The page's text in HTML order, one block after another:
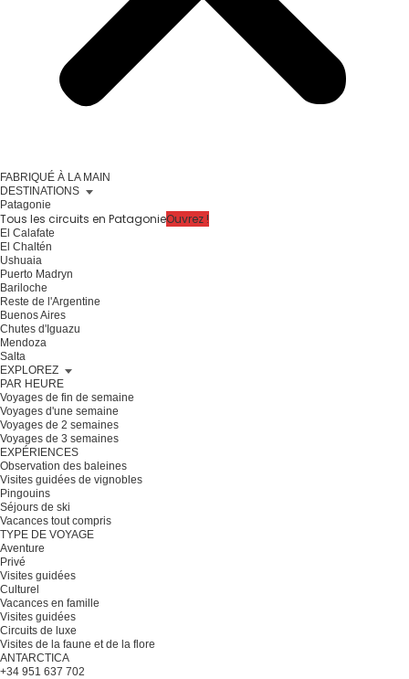
FABRIQUÉ À LA MAIN
DESTINATIONS
Patagonie
Tous les circuits en PatagonieOuvrez !
El Calafate
El Chaltén
Ushuaia
Puerto Madryn
Bariloche
Reste de l'Argentine
Buenos Aires
Chutes d'Iguazu
Mendoza
Salta
EXPLOREZ
PAR HEURE
Voyages de fin de semaine
Voyages d'une semaine
Voyages de 2 semaines
Voyages de 3 semaines
EXPÉRIENCES
Observation des baleines
Visites guidées de vignobles
Pingouins
Séjours de ski
Vacances tout compris
TYPE DE VOYAGE
Aventure
Privé
Visites guidées
Culturel
Vacances en famille
Visites guidées
Circuits de luxe
Visites de la faune et de la flore
ANTARCTICA
+34 951 637 702